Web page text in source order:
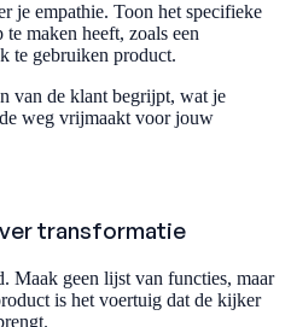
je empathie. Toon het specifieke
maken heeft, zoals een
te gebruiken product.
van de klant begrijpt, wat je
weg vrijmaakt voor jouw
transformatie
Maak geen lijst van functies, maar
is het voertuig dat de kijker